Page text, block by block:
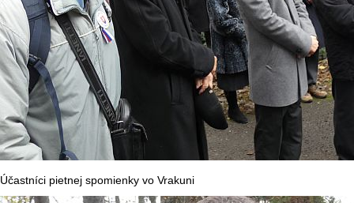
Účastníci pietnej spomienky vo Vrakuni